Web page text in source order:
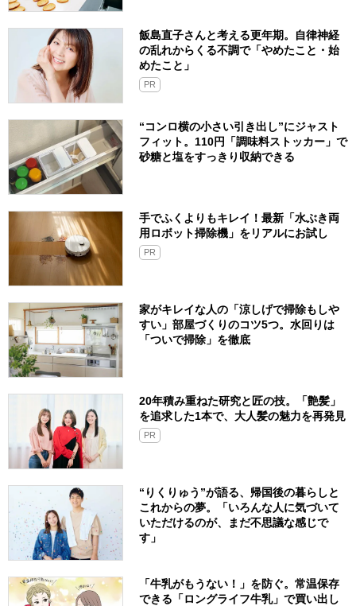
飯島直子さんと考える更年期。自律神経
の乱れからくる不調で「やめたこと・始
めたこと」
PR
“コンロ横の小さい引き出し”にジャスト
フィット。110円「調味料ストッカー」で
砂糖と塩をすっきり収納できる
手でふくよりもキレイ！最新「水ぶき両
用ロボット掃除機」をリアルにお試し
PR
家がキレイな人の「涼しげで掃除もしや
すい」部屋づくりのコツ5つ。水回りは
「ついで掃除」を徹底
20年積み重ねた研究と匠の技。「艶髪」
を追求した1本で、大人髪の魅力を再発見
PR
“りくりゅう”が語る、帰国後の暮らしと
これからの夢。「いろんな人に気づいて
いただけるのが、まだ不思議な感じで
す」
「牛乳がもうない！」を防ぐ。常温保存
できる「ロングライフ牛乳」で買い出し